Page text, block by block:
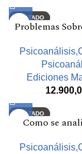
AGOTADO
Problemas
Ediciones
AGOTADO
Como se